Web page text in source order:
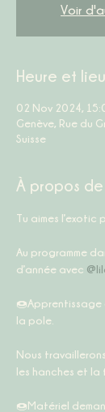
Voir
Heure et lieu
02 Nov 2024,
Genève, Rue du
Suisse
À propos
Tu aimes l’exotic
Au programme
d’année avec
🍩Apprentissage
la pole.
Nous
les hanches et la
🍩Matériel